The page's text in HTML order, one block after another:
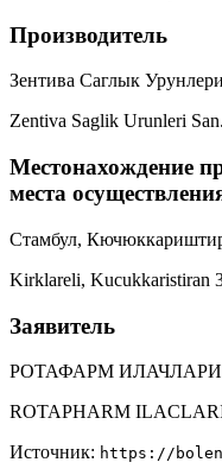
Производитель
Зентива Саглык
Zentiva Saglik Urunleri
Местонахождение
места
Стамбул,
Kirklareli, Kucukkaristiran
Заявитель
РОТАФАРМ ИЛАЧЛАРИ
ROTAPHARM
Источник: https://